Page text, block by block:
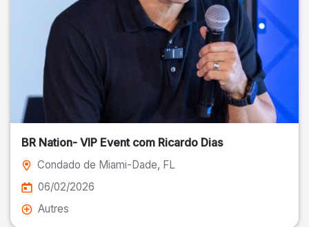
BR Nation- VIP Event com Ricardo Dias
Condado de Miami-Dade, FL
06/02/2026
Autres